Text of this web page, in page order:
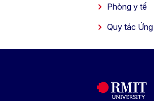
Phòng y tế
Quy tác